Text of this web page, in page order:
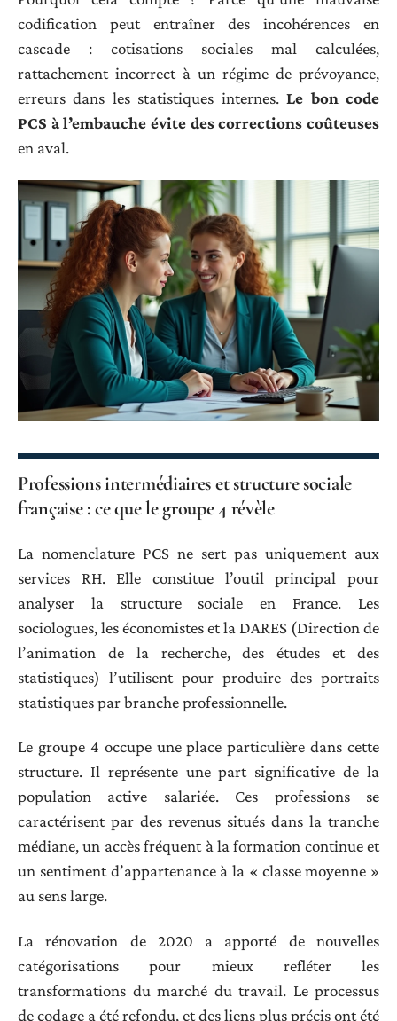
codification peut entraîner des incohérences en
cascade : cotisations sociales mal calculées,
rattachement incorrect à un régime de prévoyance,
erreurs dans les statistiques internes.Le bon code
PCS à l’embauche évite des corrections coûteuses
en aval.
Professions intermédiaires et structure sociale
française : ce que le groupe 4 révèle
La nomenclature PCS ne sert pas uniquement aux
services RH. Elle constitue l’outil principal pour
analyser la structure sociale en France. Les
sociologues, les économistes et la DARES (Direction de
l’animation de la recherche, des études et des
statistiques) l’utilisent pour produire des portraits
statistiques par branche professionnelle.
Le groupe 4 occupe une place particulière dans cette
structure. Il représente une part significative de la
population active salariée. Ces professions se
caractérisent par des revenus situés dans la tranche
médiane, un accès fréquent à la formation continue et
un sentiment d’appartenance à la « classe moyenne »
au sens large.
La rénovation de 2020 a apporté de nouvelles
catégorisations pour mieux refléter les
transformations du marché du travail. Le processus
de codage a été refondu, et des liens plus précis ont été